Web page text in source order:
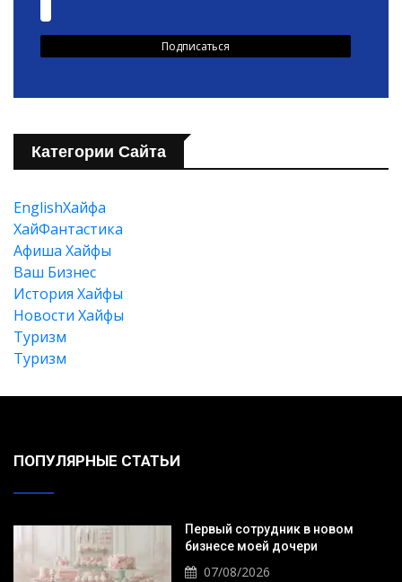
Категории Сайта
EnglishХайфа
XайФантастика
Афиша Хайфы
Ваш Бизнес
История Хайфы
Новости Хайфы
Туризм
Туризм
ПОПУЛЯРНЫЕ СТАТЬИ
Первый сотрудник в новом
бизнесе моей дочери
07/08/2026